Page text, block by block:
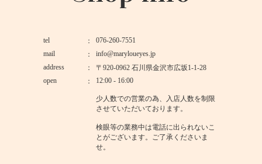
tel
076-260-7551
mail
info@maryloueyes.jp
address
〒920-0962 石川県金沢市広坂1-1-28
open
12:00 - 16:00
少人数での営業の為、入店人数を制限
させていただいております。
検眼等の業務中は電話に出られないこ
とがございます。ご了承くださいま
せ。